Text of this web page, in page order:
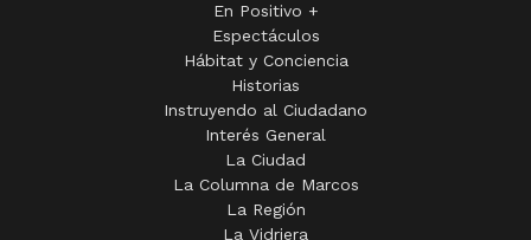
En Positivo +
Espectáculos
Hábitat y Conciencia
Historias
Instruyendo al Ciudadano
Interés General
La Ciudad
La Columna de Marcos
La Región
La Vidriera